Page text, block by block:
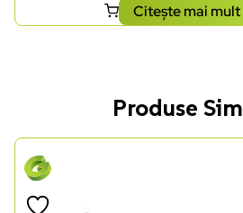
Citește mai mult
Produse